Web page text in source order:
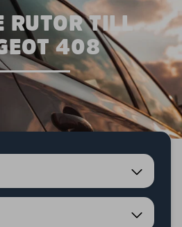
RUTOR TILL
408